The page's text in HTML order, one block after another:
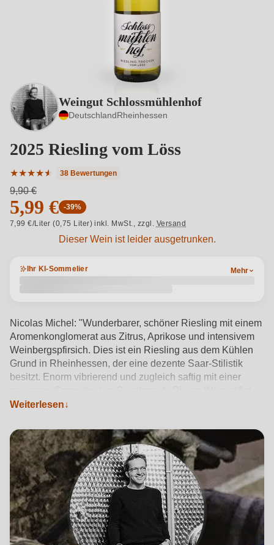
Weingut Schlossmühlenhof
DeutschlandRheinhessen
2025 Riesling vom Löss
★★★★★
★
Durchschnittliche Bewertung von 4.76 von 5 Sternen
38 Bewertungen
9,90 €
5,99 € -39%
7,99 €/Liter (0,75 Liter) inkl. MwSt., zzgl. Versand
Dieser Wein ist leider ausgetrunken.
Ihr KI-Sommelier Mehr
Nicolas Michel: "Wunderbarer, schöner Riesling mit einem
Aromenkonglomerat aus Zitrus, Aprikose und intensivem
Weinbergspfirsich. Dies ist ein Riesling aus dem Kühlen
Grund in Rheinhessen, der eine dezente Saar-Stilistik
besitzt. Enorm vibrierend und zugleich saftig mit einer
bei all der Fülle und Saftigkeit eine enorme Trinkfreude."
Weiterlesen